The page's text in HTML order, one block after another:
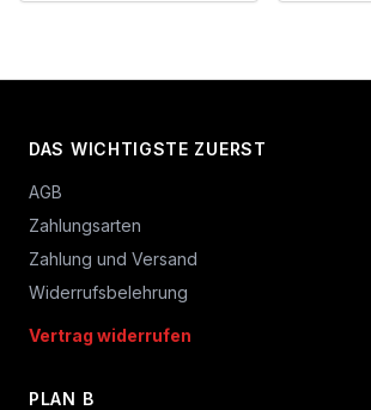
DAS WICHTIGSTE ZUERST
AGB
Zahlungsarten
Zahlung und Versand
Widerrufsbelehrung
Vertrag widerrufen
PLAN B